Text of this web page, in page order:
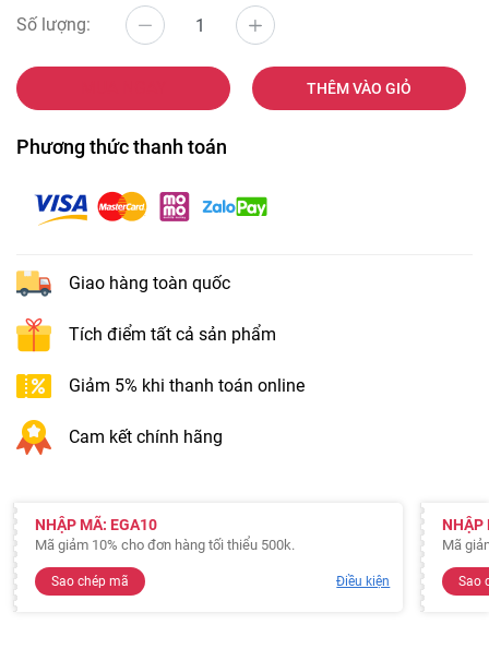
Số lượng:
THÊM VÀO GIỎ
Phương thức thanh toán
Giao hàng toàn quốc
Tích điểm tất cả sản phẩm
Giảm 5% khi thanh toán online
Cam kết chính hãng
NHẬP MÃ: EGA10
Mã giảm 10% cho đơn hàng tối thiểu 500k.
Sao chép mã Điều kiện
NHẬP
Mã
Sao